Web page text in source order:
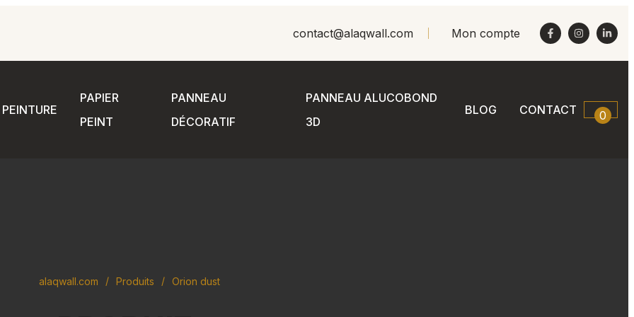
contact@alaqwall.com Mon compte
PEINTURE
PAPIER
PEINT
PANNEAU
DÉCORATIF
PANNEAU ALUCOBOND
3D
BLOG CONTACT 0
alaqwall.com Produits Orion dust